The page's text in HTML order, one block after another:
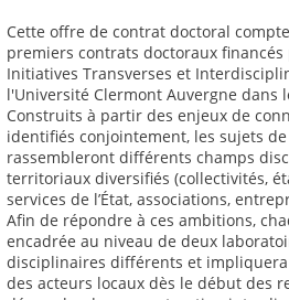
Cette offre de contrat doctoral
premiers contrats doctoraux
Initiatives Transverses et
l'Université Clermont Auvergne dans
Construits à partir des enjeux de
identifiés conjointement, les sujets
rassembleront différents champs
territoriaux diversifiés (collectivités,
services de l’État, associations,
Afin de répondre à ces ambitions,
encadrée au niveau de deux
disciplinaires différents et
des acteurs locaux dès le début des